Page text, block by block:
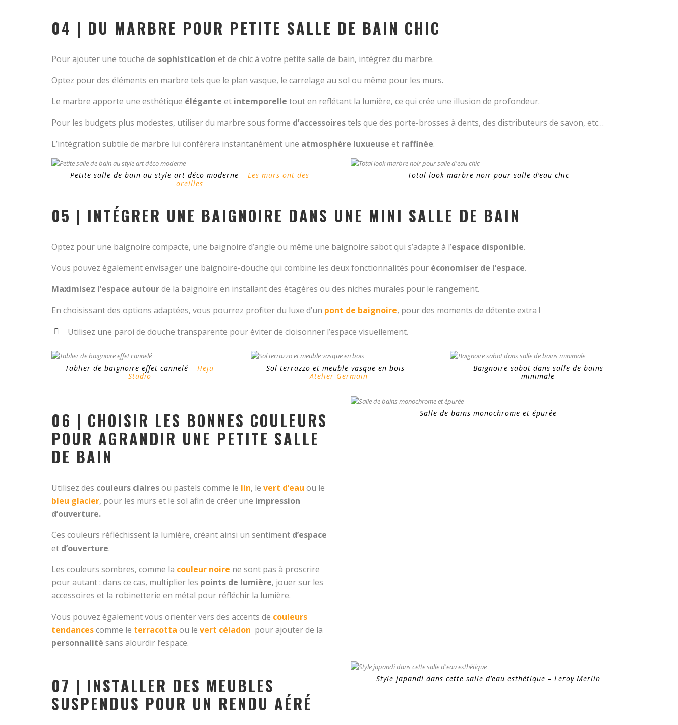
04 | DU MARBRE POUR PETITE SALLE DE BAIN CHIC
Pour ajouter une touche de sophistication et de chic à votre petite salle de bain, intégrez du marbre.
Optez pour des éléments en marbre tels que le plan vasque, le carrelage au sol ou même pour les murs.
Le marbre apporte une esthétique élégante et intemporelle tout en reflétant la lumière, ce qui crée une illusion de profondeur.
Pour les budgets plus modestes, utiliser du marbre sous forme d’accessoirestels que des porte-brosses à dents, des distributeurs de savon, etc…
L’intégration subtile de marbre lui conférera instantanément une atmosphère luxueuse et raffinée.
Petite salle de bain au style art déco moderne – Les murs ont des
oreilles
Total look marbre noir pour salle d’eau chic
05 | INTÉGRER UNE BAIGNOIRE DANS UNE MINI SALLE DE BAIN
Optez pour une baignoire compacte, une baignoire d’angle ou même une baignoire sabot qui s’adapte à l’espace disponible.
Vous pouvez également envisager une baignoire-douche qui combine les deux fonctionnalités pour économiser de l’espace.
Maximisez l’espace autourde la baignoire en installant des étagères ou des niches murales pour le rangement.
En choisissant des options adaptées, vous pourrez profiter du luxe d’un pont de baignoire, pour des moments de détente extra !
Utilisez une paroi de douche transparente pour éviter de cloisonner l’espace visuellement.
Tablier de baignoire effet cannelé –Heju
Studio
Sol terrazzo et meuble vasque en bois –
Atelier Germain
Baignoire sabot dans salle de bains
minimale
06 | CHOISIR LES BONNES COULEURS
POUR AGRANDIR UNE PETITE SALLE
DE BAIN
Utilisez des couleurs clairesou pastels comme le lin, le vert d’eau ou le
bleu glacier, pour les murs et le sol afin de créer une impression
d’ouverture.
Ces couleurs réfléchissent la lumière, créant ainsi un sentiment d’espace
et d’ouverture.
Les couleurs sombres, comme la couleur noire ne sont pas à proscrire
pour autant : dans ce cas, multiplier les points de lumière, jouer sur les
accessoires et la robinetterie en métal pour réfléchir la lumière.
Vous pouvez également vous orienter vers des accents de couleurs
tendancescomme le terracotta ou le vert céladon pour ajouter de la
personnalité sans alourdir l’espace.
Salle de bains monochrome et épurée
07 | INSTALLER DES MEUBLES
SUSPENDUS POUR UN RENDU AÉRÉ
Style japandi dans cette salle d’eau esthétique – Leroy Merlin